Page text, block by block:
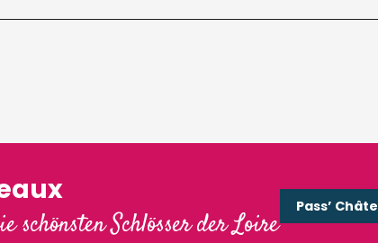
schönsten Schlösser der Loire
Pass’